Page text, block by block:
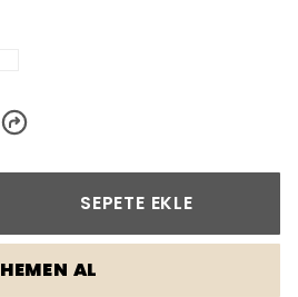
SEPETE EKLE
HEMEN AL